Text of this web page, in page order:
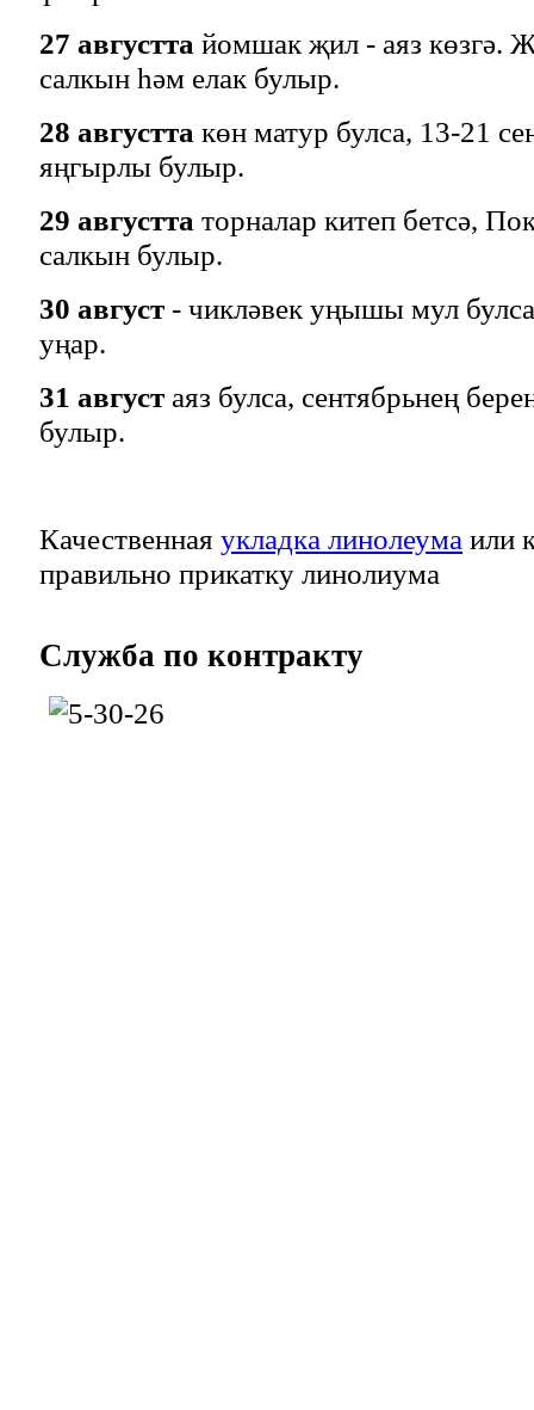
27 августта йомшак җил - аяз көзгә.
салкын һәм елак булыр.
28 августта көн матур булса, 13-21
яңгырлы булыр.
29 августта торналар китеп бетсә,
салкын булыр.
30 август - чикләвек уңышы мул
уңар.
31 август аяз булса, сентябрьнең
булыр.
Качественная укладка линолеума или
правильно прикатку линолиума
Служба по контракту